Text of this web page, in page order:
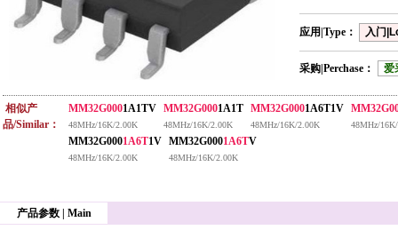
应用|Type： 入门
采购|Perchase： 爱
相似产
品/Similar：
MM32G0001A1TV
48MHz/16K/2.00K
MM32G0001A1T
48MHz/16K/2.00K
MM32G0001A6T1V
48MHz/16K/2.00K 48MHz/
MM32G0001A6T1V
48MHz/16K/2.00K
MM32G0001A6TV
48MHz/16K/2.00K
产品参数 | Main